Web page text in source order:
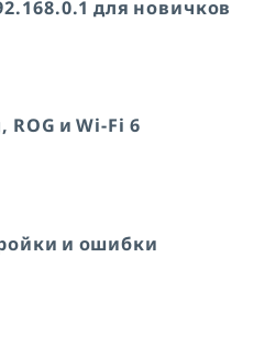
для новичков
ROG и Wi-Fi 6
и ошибки